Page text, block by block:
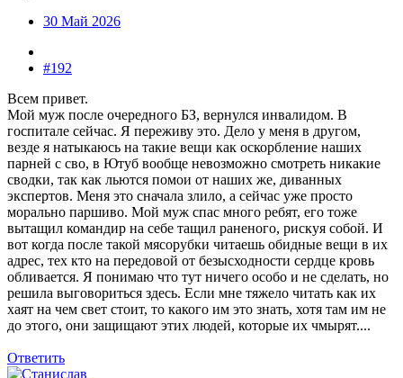
30 Май 2026
#192
Всем привет.
Мой муж после очередного БЗ, вернулся инвалидом. В
госпитале сейчас. Я переживу это. Дело у меня в другом,
везде я натыкаюсь на такие вещи как оскорбление наших
парней с сво, в Ютуб вообще невозможно смотреть никакие
сводки, так как льются помои от наших же, диванных
экспертов. Меня это сначала злило, а сейчас уже просто
морально паршиво. Мой муж спас много ребят, его тоже
вытащил командир на себе тащил раненого, рискуя собой. И
вот когда после такой мясорубки читаешь обидные вещи в их
адрес, тех кто на передовой от безысходности сердце кровь
обливается. Я понимаю что тут ничего особо и не сделать, но
решила выговориться здесь. Если мне тяжело читать как их
хаят на чем свет стоит, то какого им это знать, хотя там им не
до этого, они защищают этих людей, которые их чмырят....
Ответить